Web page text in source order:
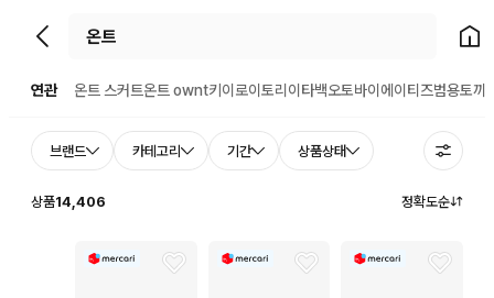
뒤로가기 홈으
연관 온트 스커트온트 ownt키이로이토리 이타백오토바이 에이티즈범용토끼
브랜드 카테고리 기간 상품상태
상품14,406 정확도순